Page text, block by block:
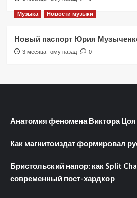
Музыка Новости музыки
Новый паспорт Юрия
3 месяца тому назад 0
Анатомия феномена Виктора Цоя
Как магнитоиздат формировал
Бристольский напор: как Split
современный пост-хардкор